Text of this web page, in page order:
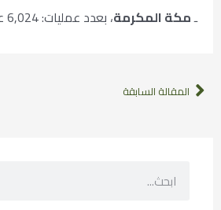
ـمكة المكرمة، بعدد عمليات: 6,024 عملية.
المقالة السابقة